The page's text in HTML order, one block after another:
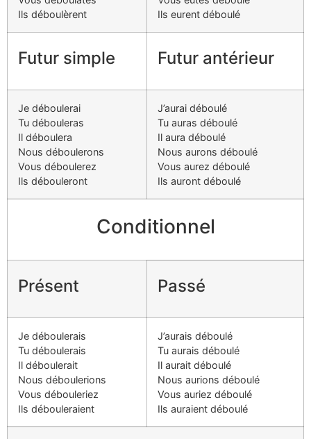
Ils déboulèrent
Ils eurent déboulé
Futur simple Futur antérieur
Je déboulerai
Tu débouleras
Il déboulera
Nous déboulerons
Vous déboulerez
Ils débouleront
J’aurai déboulé
Tu auras déboulé
Il aura déboulé
Nous aurons déboulé
Vous aurez déboulé
Ils auront déboulé
Conditionnel
Présent Passé
Je déboulerais
Tu déboulerais
Il déboulerait
Nous déboulerions
Vous débouleriez
Ils débouleraient
J’aurais déboulé
Tu aurais déboulé
Il aurait déboulé
Nous aurions déboulé
Vous auriez déboulé
Ils auraient déboulé